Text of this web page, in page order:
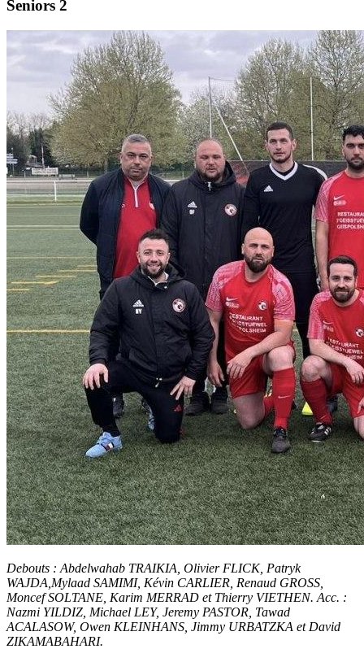
Seniors 2
Debouts : Abdelwahab TRAIKIA, Olivier FLICK, Patryk
WAJDA,Mylaad SAMIMI, Kévin CARLIER, Renaud GROSS,
Moncef SOLTANE, Karim MERRAD et Thierry VIETHEN. Acc. :
Nazmi YILDIZ, Michael LEY, Jeremy PASTOR, Tawad
ACALASOW, Owen KLEINHANS, Jimmy URBATZKA et David
ZIKAMABAHARI.